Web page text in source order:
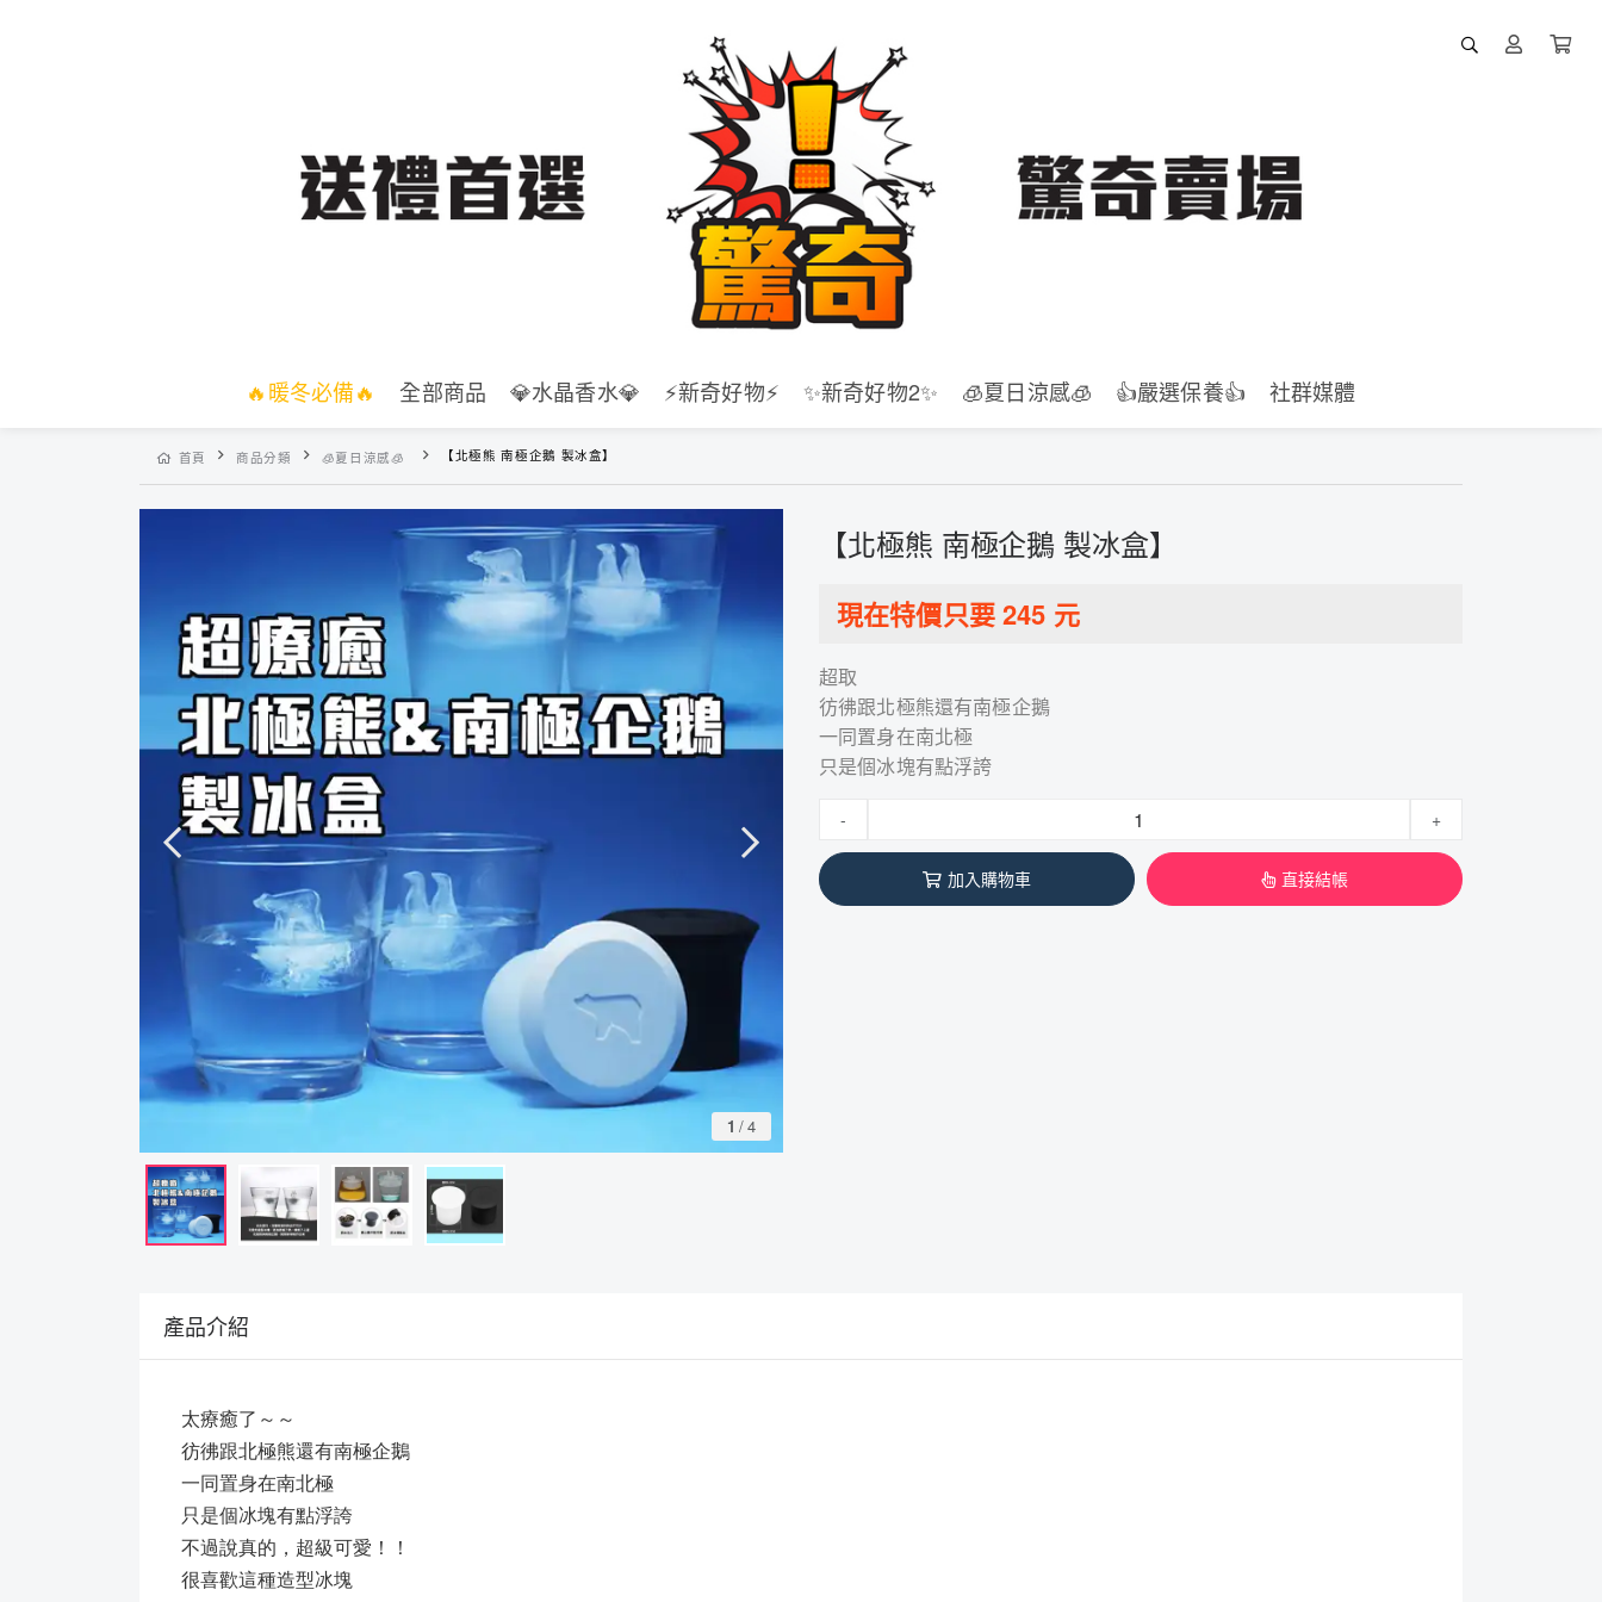
🔥暖冬必備🔥 全部商品 💎水晶香水💎 ⚡新奇好物⚡ ✨新奇好物2✨ 🧊夏日涼感🧊 👍️嚴選保養👍️ 社群媒體
首頁 商品分類 🧊夏日涼感🧊 【北極熊 南極企鵝 製冰盒】
1 /4
【北極熊 南極企鵝 製冰盒】
現在特價只要245 元
超取
彷彿跟北極熊還有南極企鵝
一同置身在南北極
只是個冰塊有點浮誇
- +
加入購物車 直接結帳
產品介紹
太療癒了～～
彷彿跟北極熊還有南極企鵝
一同置身在南北極
只是個冰塊有點浮誇
不過說真的，超級可愛！！
很喜歡這種造型冰塊